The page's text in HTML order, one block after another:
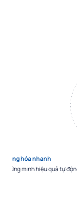
Chính